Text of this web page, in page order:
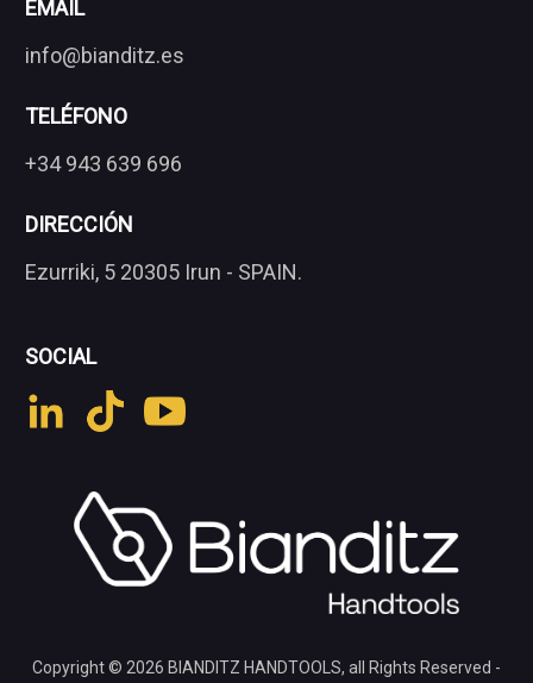
EMAIL
info@bianditz.es
TELÉFONO
+34 943 639 696
DIRECCIÓN
Ezurriki, 5 20305 Irun - SPAIN.
SOCIAL
Copyright © 2026 BIANDITZ HANDTOOLS, all Rights Reserved -